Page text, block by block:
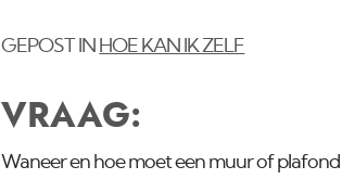
GEPOST IN HOE KAN IK ZELF
VRAAG:
Waneer en hoe moet een muur of